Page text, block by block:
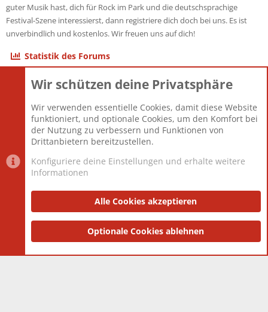
guter Musik hast, dich für Rock im Park und die deutschsprachige
Festival-Szene interessierst, dann registriere dich doch bei uns. Es ist
unverbindlich und kostenlos. Wir freuen uns auf dich!
Statistik des Forums
Themen
Mitglieder
12.427
Neuestes Mitglied
Berlin
Datenschutzerklärung Impressum
Community platform by XenForo® © 2010-2025 XenForo Ltd.
and add-ons by ThemeHouse
Wir schützen deine Privatsphäre
Wir verwenden essentielle Cookies, damit diese Website
funktioniert, und optionale Cookies, um den Komfort bei
der Nutzung zu verbessern und Funktionen von
Drittanbietern bereitzustellen.
Konfiguriere deine Einstellungen und erhalte weitere
Informationen
Alle Cookies akzeptieren
Optionale Cookies ablehnen